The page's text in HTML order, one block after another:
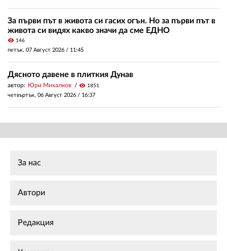
За първи път в живота си гасих огън. Но за първи път в
живота си видях какво значи да сме ЕДНО
visibility 146
петък, 07 Август 2026 / 11:45
Дясното давене в плиткия Дунав
автор: Юри Михалков visibility 1851
четвъртък, 06 Август 2026 / 16:37
За нас
Автори
Редакция